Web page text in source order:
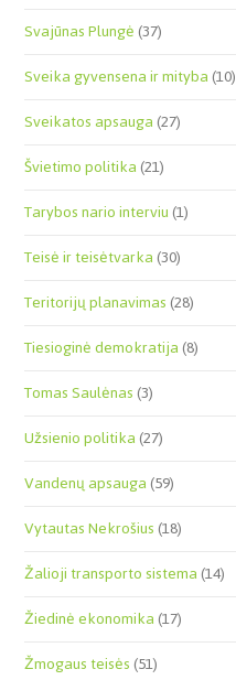
Svajūnas Plungė(37)
Sveika gyvensena ir mityba(10)
Sveikatos apsauga(27)
Švietimo politika(21)
Tarybos nario interviu(1)
Teisė ir teisėtvarka(30)
Teritorijų planavimas(28)
Tiesioginė demokratija(8)
Tomas Saulėnas(3)
Užsienio politika(27)
Vandenų apsauga(59)
Vytautas Nekrošius(18)
Žalioji transporto sistema(14)
Žiedinė ekonomika(17)
Žmogaus teisės(51)